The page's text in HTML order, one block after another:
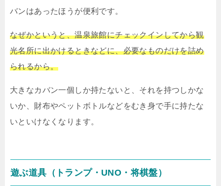
バンはあったほうが便利です。
なぜかというと、温泉旅館にチェックインしてから観
光名所に出かけるときなどに、必要なものだけを詰め
られるから。
大きなカバン一個しか持たないと、それを持つしかな
いか、財布やペットボトルなどをむき身で手に持たな
いといけなくなります。
遊ぶ道具（トランプ・UNO・将棋盤）